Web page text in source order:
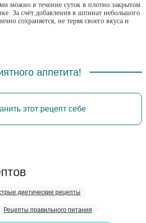
можно в течение суток в плотно закрытом
За счёт добавления в шпинат небольшого
сохраняется, не теряя своего вкуса и
аппетита!
этот рецепт себе
диетические рецепты
Рецепты правильного питания